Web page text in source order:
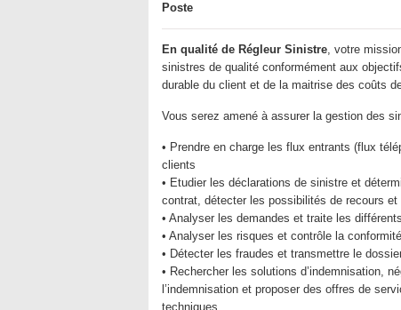
Poste
En qualité de Régleur Sinistre, votre
sinistres de qualité conformément aux
durable du client et de la maitrise des coûts
Vous serez amené à assurer la gestion des
• Prendre en charge les flux entrants (flux
clients
• Etudier les déclarations de sinistre et
contrat, détecter les possibilités de recours
• Analyser les demandes et traite les
• Analyser les risques et contrôle la
• Détecter les fraudes et transmettre le
• Rechercher les solutions d’indemnisation,
l’indemnisation et proposer des offres de
techniques